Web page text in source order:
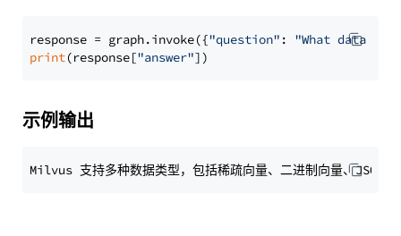
response = graph.invoke({"question" : "What data
print(response["answer"
示例输出